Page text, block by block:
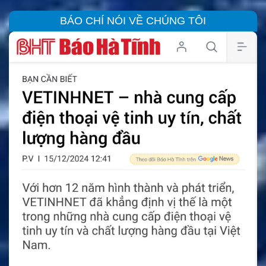
BÁO CHÍ NÓI VỀ CHÚNG TÔI